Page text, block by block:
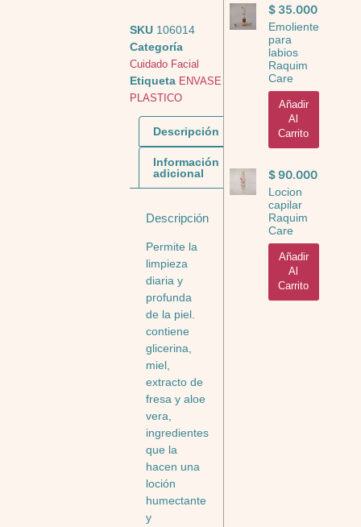
SKU 106014
Categoría
Cuidado Facial
Etiqueta ENVASE
PLASTICO
Descripción
Información
adicional
Descripción
Permite la
limpieza
diaria y
profunda
de la piel.
contiene
glicerina,
miel,
extracto de
fresa y aloe
vera,
ingredientes
que la
hacen una
loción
humectante
y
$35.000
Emoliente
para
labios
Raquim
Care
Añadir
Al
Carrito
$90.000
Locion
capilar
Raquim
Care
Añadir
Al
Carrito